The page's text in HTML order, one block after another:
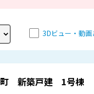
3Dビュー・動画
町 新築戸建 1号棟